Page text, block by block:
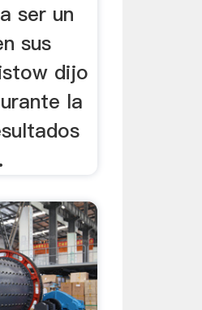
ser un
sus
dijo
la